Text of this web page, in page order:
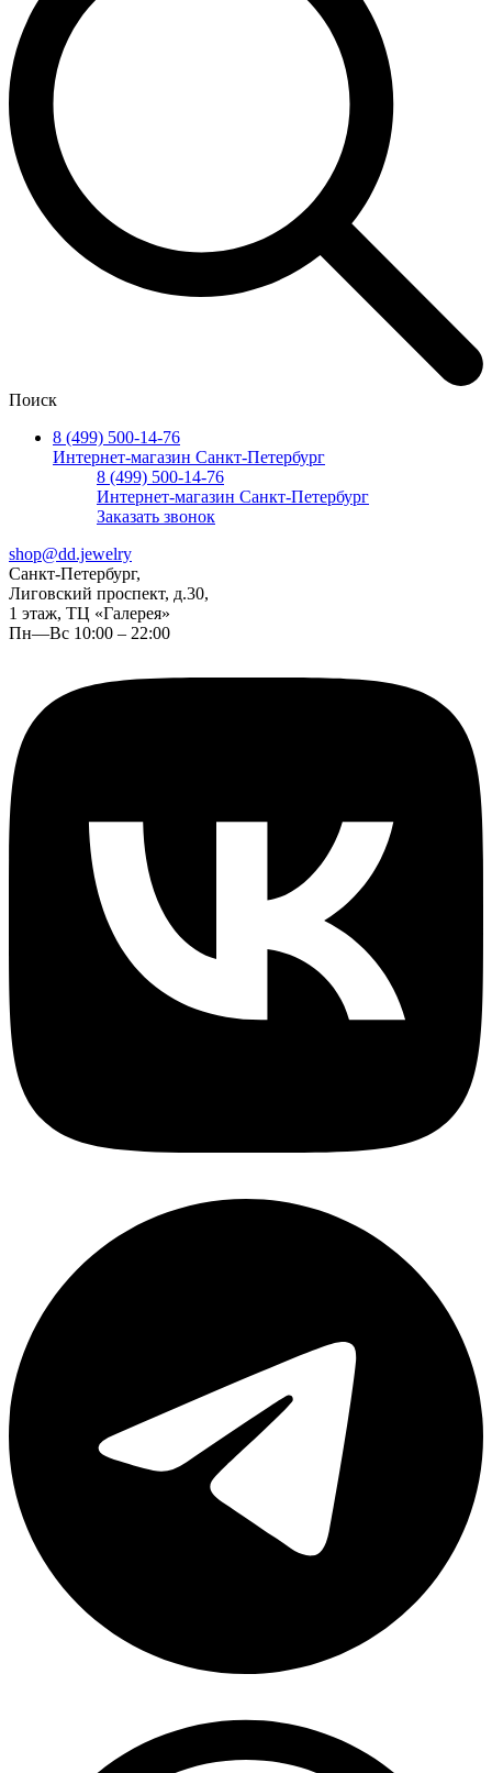
Поиск
8 (499) 500-14-76
Интернет-магазин Санкт-Петербург
8 (499) 500-14-76
Интернет-магазин Санкт-Петербург
Заказать звонок
shop@dd.jewelry
Санкт-Петербург,
Лиговский проспект, д.30,
1 этаж, ТЦ «Галерея»
Пн—Вс 10:00 – 22:00